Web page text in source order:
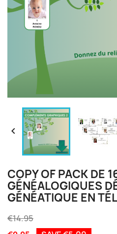

COPY OF PACK DE
GÉNÉALOGIQUES
GÉNÉATIQUE EN
€14.95